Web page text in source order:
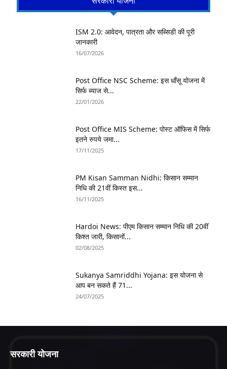
ISM 2.0: आवेदन, पात्रता और सब्सिडी की पूरी
जानकारी
16/07/2026
Post Office NSC Scheme: इस धाँसू योजना में
सिर्फ ब्याज से...
22/01/2026
Post Office MIS Scheme: पोस्ट ऑफिस में सिर्फ
इतने रुपये जमा...
17/11/2025
PM Kisan Samman Nidhi: किसान सम्मान
निधि की 21वीं किस्त इस...
16/11/2025
Hardoi News: पीएम किसान सम्मान निधि की 20वीं
किश्त जारी, किसानों...
02/08/2025
Sukanya Samriddhi Yojana: इस योजना से
आप बन सकते हैं 71...
24/07/2025
सरकारी योजना